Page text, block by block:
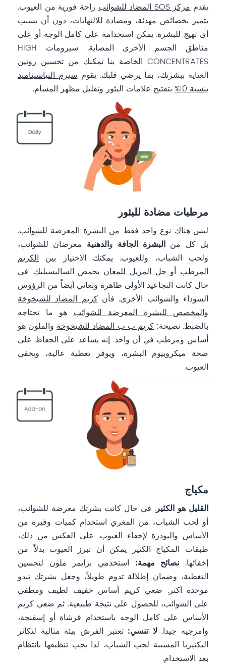
يقدممركز SOS المضاد للشوائب
راحة فورية من العيوب.
يتميز بخصائص مهدئة، ومضادة للالتهابات، دون أن يسبب
أي تهيج للبشرة. يمكن استخدامه على كامل الوجه أو على
مناطق الجسم الأخرى المصابة. سيرومات HIGH
CONCENTRATES الخاصة بنا تمكنك من تحسين روتين
العناية ببشرتك، بما يرضي قلبك. يقومسيرم النياسيناميد
بنسبة 10%
بتفتيح علامات البثور وتقليل مظهر المسام.
مرطبات مضادة للبثور
ليس هناك نوع واحد فقط من البشرة المعرضة للشوائب.
بل كل من البشرة الجافة والدهنية معرضان للشوائب،
ولحب الشباب، وللعيوب. يمكنك الاختيار بين الكريم
المرطبأوجل المزيل للمعان بحمض الساليسيليك. في
حال كانت التجاعيد الأولى ظاهرة وتعاني أيضاً من الرؤوس
السوداء والشوائب الأخرى. فأنكريم المضاد للشيخوخة
والمخصص للبشرة المعرضة للشوائبهو ما تحتاجه
بالضبط. نصيحة:كريم ب ب المضاد للشيخوخةوالملون هو
أساس ومرطب في آن واحد. إنه يساعد على الحفاظ على
صحة ميكروبيوم البشرة، ويوفر تغطية عالية، ويخفي
العيوب.
مكياج
القليل هو الكثير. في حال كانت بشرتك معرضة للشوائب،
أو لحب الشباب، من المغري استخدام كميات وفيرة من
الأساس والبودرة لإخفاء العيوب. على العكس من ذلك،
طبقات المكياج الكثير يمكن أن تبرز العيوب بدلاً من
إخفائها. نصائح مهمة: استخدمي برايمر ملون لتحسين
التغطية، وضمان إطلالة تدوم طويلاً، وجعل بشرتك تبدو
موحدة أكثر. ضعي كريم أساس خفيف لطيف ومطفي
على الشوائب، للحصول على نتيجة طبيعية. ثم ضعي كريم
الأساس على كامل الوجه باستخدام فرشاة أو إسفنجة،
وامزجيه جيدا.لا تنسي: تعتبر الفرش بيئة مثالية لتكاثر
البكتيريا المسببة لحب الشباب، لذا يجب تنظيفها بانتظام
بعد الاستخدام.